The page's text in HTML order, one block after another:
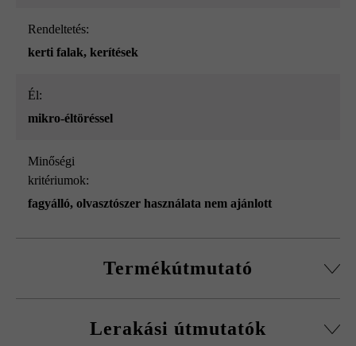
Rendeltetés:
kerti falak, kerítések
él:
mikro-éltöréssel
Minőségi
kritériumok:
fagyálló, olvasztószer használata nem ajánlott
Termékútmutató
kövekkel, sarokkő-szettel és fedőlapokkal.
Lerakási útmutatók